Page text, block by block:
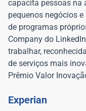
capacita pessoas na
pequenos negócios
de programas
Company do
trabalhar,
de serviços mais
Prêmio Valor
Experian